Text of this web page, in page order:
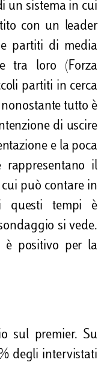
un sistema in cui
con un leader
partiti di media
tra loro (Forza
partiti in cerca
tutto è
di uscire
e la poca
rappresentano il
può contare in
questi tempi è
si vede.
è positivo per la
sul premier. Su
degli intervistati